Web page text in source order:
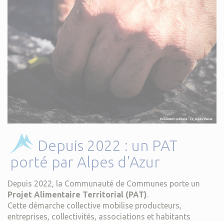
Depuis 2022 : un PAT
porté par Alpes d'Azur
Depuis 2022, la Communauté de Communes porte un
Projet Alimentaire Territorial (PAT).
Cette démarche collective mobilise producteurs,
entreprises, collectivités, associations et habitants